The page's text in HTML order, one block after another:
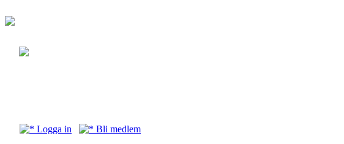
Logga in Bli medlem